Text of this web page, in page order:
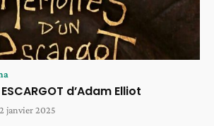
ESCARGOT d’Adam Elliot
janvier 2025